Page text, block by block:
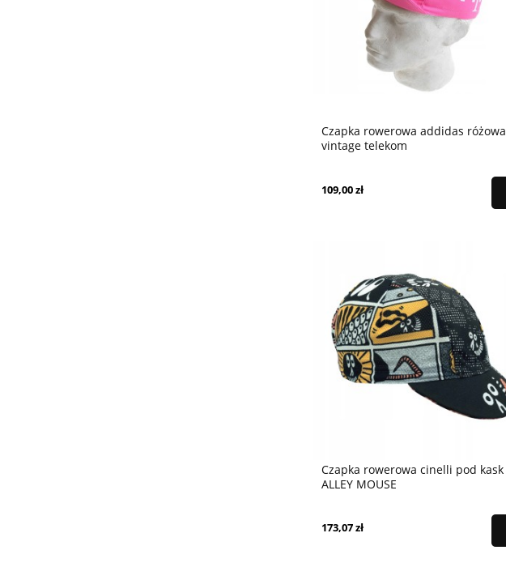
Czapka rowerowa addidas różowa
vintage telekom
109,00 zł
Czapka rowerowa cinelli pod kask
ALLEY MOUSE
173,07 zł